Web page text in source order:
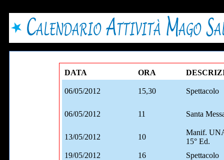
DATA ORA
06/05/2012 15,30 Spettacolo
06/05/2012 11 Santa
13/05/2012 10
Manif.
15° Ed.
19/05/2012
16
Spettacolo